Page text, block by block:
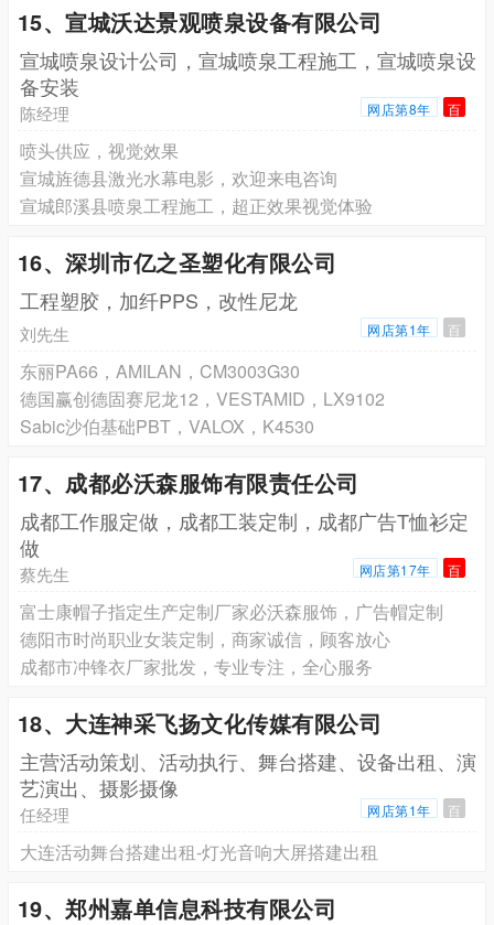
15、宣城沃达景观喷泉设备有限公司
宣城喷泉设计公司，宣城喷泉工程施工，宣城喷泉设
备安装
陈经理 网店第8年 百
喷头供应，视觉效果
宣城旌德县激光水幕电影，欢迎来电咨询
宣城郎溪县喷泉工程施工，超正效果视觉体验
16、深圳市亿之圣塑化有限公司
工程塑胶，加纤PPS，改性尼龙
刘先生 网店第1年 百
东丽PA66，AMILAN，CM3003G30
德国赢创德固赛尼龙12，VESTAMID，LX9102
Sabic沙伯基础PBT，VALOX，K4530
17、成都必沃森服饰有限责任公司
成都工作服定做，成都工装定制，成都广告T恤衫定
做
蔡先生 网店第17年 百
富士康帽子指定生产定制厂家必沃森服饰，广告帽定制
德阳市时尚职业女装定制，商家诚信，顾客放心
成都市冲锋衣厂家批发，专业专注，全心服务
18、大连神采飞扬文化传媒有限公司
主营活动策划、活动执行、舞台搭建、设备出租、演
艺演出、摄影摄像
任经理 网店第1年 百
大连活动舞台搭建出租-灯光音响大屏搭建出租
19、郑州嘉单信息科技有限公司